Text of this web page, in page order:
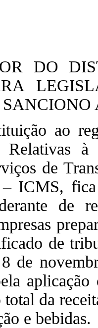
DO
ao
Relativas
de
ICMS,
de
de
de
total da
e bebidas.